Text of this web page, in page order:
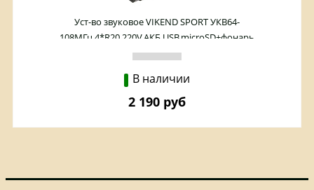
Уст-во звуковое VIKEND SPORT УКВ64-
108МГц,4*R20,220V,АКБ,USB,microSD+фонарь
В наличии
2 190 руб